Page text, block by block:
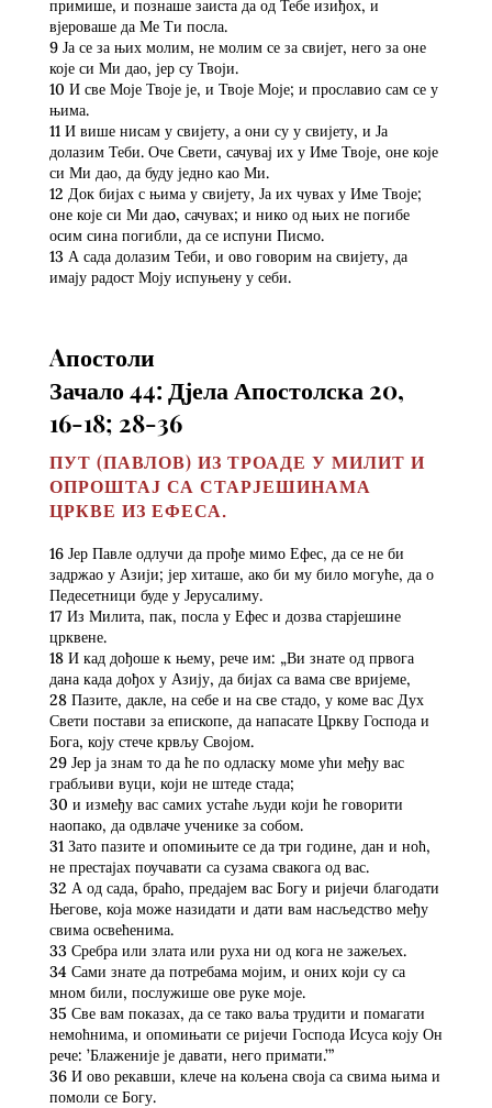
примише, и познаше заиста да од Тебе изиђох, и
вјероваше да Ме Ти посла.
9 Ја се за њих молим, не молим се за свијет, него за оне
које си Ми дао, јер су Твоји.
10 И све Моје Твоје је, и Твоје Моје; и прославио сам се у
њима.
11 И више нисам у свијету, а они су у свијету, и Ја
долазим Теби. Оче Свети, сачувај их у Име Твоје, оне које
си Ми дао, да буду једно као Ми.
12 Док бијах с њима у свијету, Ја их чувах у Име Твоје;
оне које си Ми даo, сачувах; и нико од њих не погибе
осим сина погибли, да се испуни Писмо.
13 А сада долазим Теби, и ово говорим на свијету, да
имају радост Моју испуњену у себи.
Aпостоли
Зачало 44: Дјела Апостолска 20,
16-18; 28-36
ПУТ (ПАВЛОВ) ИЗ ТРОАДЕ У МИЛИТ И
ОПРОШТАЈ СА СТАРЈЕШИНАМА
ЦРКВЕ ИЗ ЕФЕСА.
16 Јер Павле одлучи да прође мимо Ефес, да се не би
задржао у Азији; јер хиташе, ако би му било могуће, да о
Педесетници буде у Јерусалиму.
17 Из Милита, пак, посла у Ефес и дозва старјешине
црквене.
18 И кад дођоше к њему, рече им: „Ви знате од првога
дана када дођох у Азију, да бијах са вама све вријеме,
28 Пазите, дакле, на себе и на све стадо, у коме вас Дух
Свети постави за епископе, да напасате Цркву Господа и
Бога, коју стече крвљу Својом.
29 Јер ја знам то да ће по одласку моме ући међу вас
грабљиви вуци, који не штеде стада;
30 и између вас самих устаће људи који ће говорити
наопако, да одвлаче ученике за собом.
31 Зато пазите и опомињите се да три године, дан и ноћ,
не престајах поучавати са сузама свакога од вас.
32 А од сада, браћо, предајем вас Богу и ријечи благодати
Његове, која може назидати и дати вам насљедство међу
свима освећенима.
33 Сребра или злата или руха ни од кога не зажељех.
34 Сами знате да потребама мојим, и оних који су са
мном били, послужише ове руке моје.
35 Све вам показах, да се тако ваља трудити и помагати
немоћнима, и опомињати се ријечи Господа Исуса коју Он
рече: ’Блаженије је давати, него примати.’”
36 И ово рекавши, клече на кољена своја са свима њима и
помоли се Богу.